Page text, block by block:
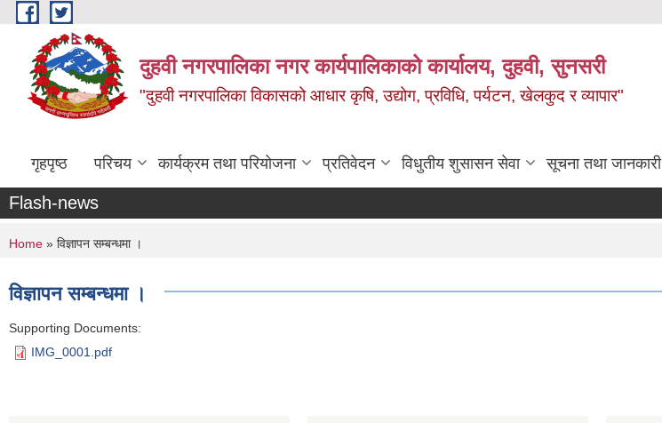
Skip to main content
दुहवी नगरपालिका नगर कार्यपालिकाको कार्यालय, दुहवी, सुनसरी
"दुहवी नगरपालिका विकासको आधार कृषि, उद्योग, प्रविधि, पर्यटन, खेलकुद र व्यापार"
गृहपृष्ठ परिचय कार्यक्रम तथा परियोजना प्रतिवेदन विधुतीय शुसासन सेवा सूचना तथा जानकारी
Flash-news
You are here
Home » विज्ञापन सम्बन्धमा ।
विज्ञापन सम्बन्धमा ।
Supporting Documents:
IMG_0001.pdf